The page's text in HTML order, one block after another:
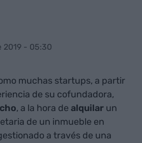
2019 - 05:30
muchas startups, a partir
de su cofundadora,
, a la hora de alquilar un
de un inmueble en
a través de una